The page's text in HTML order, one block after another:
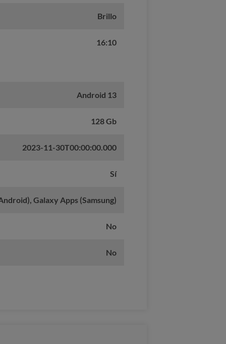
Brillo
16:10
Android 13
128 Gb
2023-11-30T00:00:00.000
Sí
Galaxy Apps (Samsung)
No
No